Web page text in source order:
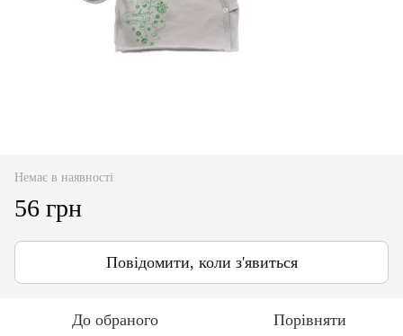
Немає в наявності
56 грн
Повідомити, коли з'явиться
До обраного Порівняти